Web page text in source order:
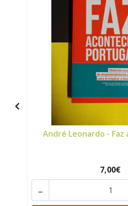
André Leonardo - Faz
7,00€
-